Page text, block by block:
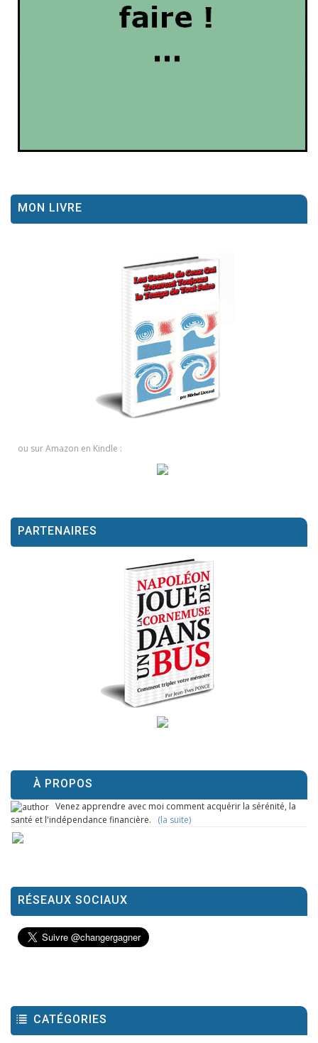
MON LIVRE
ou sur Amazon en Kindle :
PARTENAIRES
À PROPOS
Venez apprendre avec moi comment acquérir la sérénité, la
santé et l'indépendance financière. (la suite)
RÉSEAUX SOCIAUX
CATÉGORIES